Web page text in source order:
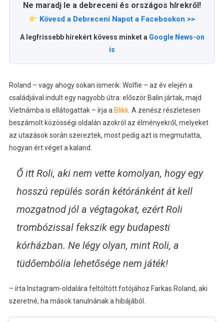
Ne maradj le a debreceni és országos hírekről!
Kövesd a Debreceni Napot a Facebookon >>
A legfrissebb hírekért kövess minket a Google News-on
is
Roland – vagy ahogy sokan ismerik: Wolfie – az év elején a
családjával indult egy nagyobb útra: először Balin jártak, majd
Vietnámba is ellátogattak – írja a Blikk. A zenész részletesen
beszámolt közösségi oldalán azokról az élményekről, melyeket
az utazások során szereztek, most pedig azt is megmutatta,
hogyan ért véget a kaland.
Ő itt Roli, aki nem vette komolyan, hogy egy
hosszú repülés során kétóránként át kell
mozgatnod jól a végtagokat, ezért Roli
trombózissal fekszik egy budapesti
kórházban. Ne légy olyan, mint Roli, a
tüdőembólia lehetősége nem játék!
– írta Instagram-oldalára feltöltött fotójához Farkas Roland, aki
szeretné, ha mások tanulnának a hibájából.